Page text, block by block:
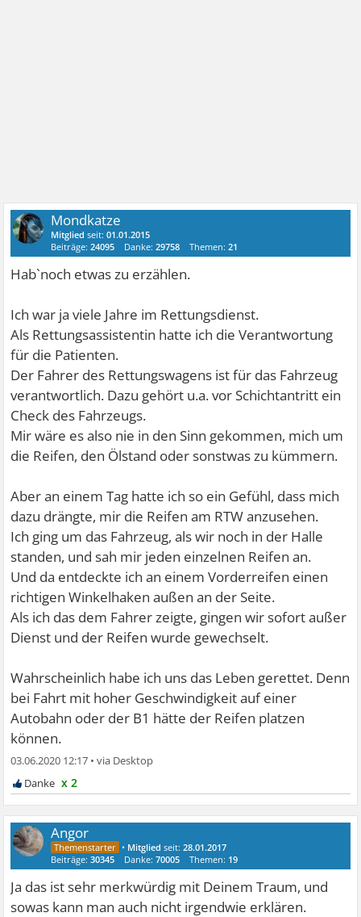
Mondkatze
Mitglied seit:01.01.2015
Beiträge:24095 Danke:29758 Themen:21
Hab`noch etwas zu erzählen.
Ich war ja viele Jahre im Rettungsdienst.
Als Rettungsassistentin hatte ich die Verantwortung
für die Patienten.
Der Fahrer des Rettungswagens ist für das Fahrzeug
verantwortlich. Dazu gehört u.a. vor Schichtantritt ein
Check des Fahrzeugs.
Mir wäre es also nie in den Sinn gekommen, mich um
die Reifen, den Ölstand oder sonstwas zu kümmern.
Aber an einem Tag hatte ich so ein Gefühl, dass mich
dazu drängte, mir die Reifen am RTW anzusehen.
Ich ging um das Fahrzeug, als wir noch in der Halle
standen, und sah mir jeden einzelnen Reifen an.
Und da entdeckte ich an einem Vorderreifen einen
richtigen Winkelhaken außen an der Seite.
Als ich das dem Fahrer zeigte, gingen wir sofort außer
Dienst und der Reifen wurde gewechselt.
Wahrscheinlich habe ich uns das Leben gerettet. Denn
bei Fahrt mit hoher Geschwindigkeit auf einer
Autobahn oder der B1 hätte der Reifen platzen
können.
03.06.2020 12:17 •
x 2
Angor
• Mitglied seit:28.01.2017
Beiträge:30345 Danke:70005 Themen: 19
Ja das ist sehr merkwürdig mit Deinem Traum, und
sowas kann man auch nicht irgendwie erklären.